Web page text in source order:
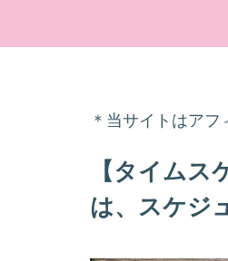
＊当サイトはア
【タイム
は、スケジ